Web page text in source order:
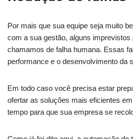
Por mais que sua equipe seja muito
com a sua gestão, alguns imprevistos
chamamos de falha humana. Essas
performance e o desenvolvimento da
Em todo caso você precisa estar
ofertar as soluções mais eficientes
tempo para que sua empresa se